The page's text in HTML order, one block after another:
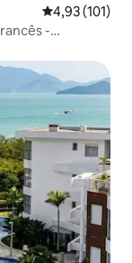
Gemiddelde
4,93 (101)
-